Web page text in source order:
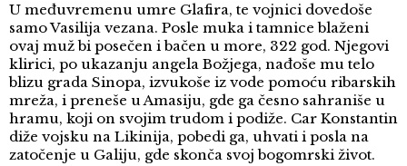
U međuvremenu umre Glafira, te vojnici dovedoše
samo Vasilija vezana. Posle muka i tamnice blaženi
ovaj muž bi posečen i bačen u more, 322 god. Njegovi
klirici, po ukazanju angela Božjega, nađoše mu telo
blizu grada Sinopa, izvukoše iz vode pomoću ribarskih
mreža, i preneše u Amasiju, gde ga česno sahraniše u
hramu, koji on svojim trudom i podiže. Car Konstantin
diže vojsku na Likinija, pobedi ga, uhvati i posla na
zatočenje u Galiju, gde skonča svoj bogomrski život.